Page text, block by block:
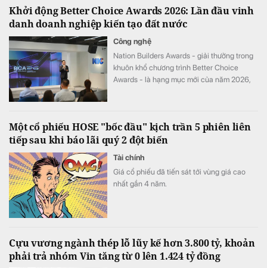
Khởi động Better Choice Awards 2026: Lần đầu vinh
danh doanh nghiệp kiến tạo đất nước
Công nghệ
Nation Builders Awards - giải thưởng trong
khuôn khổ chương trình Better Choice
Awards - là hạng mục mới của năm 2026,
Một cổ phiếu HOSE "bốc đầu" kịch trần 5 phiên liên
tiếp sau khi báo lãi quý 2 đột biến
Tài chính
Giá cổ phiếu đã tiến sát tới vùng giá cao
nhất gần 4 năm.
Cựu vương ngành thép lỗ lũy kế hơn 3.800 tỷ, khoản
phải trả nhóm Vin tăng từ 0 lên 1.424 tỷ đồng